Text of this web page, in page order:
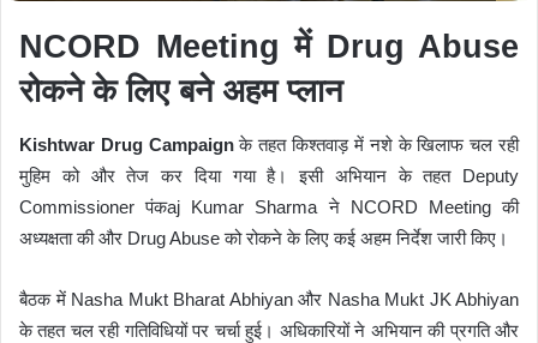
NCORD Meeting में Drug Abuse
रोकने के लिए बने अहम प्लान
Kishtwar Drug Campaignके तहत किश्तवाड़ में नशे के खिलाफ चल रही
मुहिम को और तेज कर दिया गया है। इसी अभियान के तहत Deputy
Commissioner पंकaj Kumar Sharma ने NCORD Meeting की
अध्यक्षता की और Drug Abuse को रोकने के लिए कई अहम निर्देश जारी किए।
बैठक में Nasha Mukt Bharat Abhiyan और Nasha Mukt JK Abhiyan
के तहत चल रही गतिविधियों पर चर्चा हुई। अधिकारियों ने अभियान की प्रगति और